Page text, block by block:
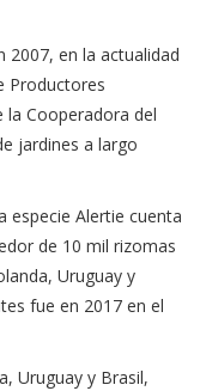
2007, en la actualidad
Productores
la Cooperadora del
jardines a largo
especie Alertie cuenta
de 10 mil rizomas
Uruguay y
fue en 2017 en el
Uruguay y Brasil,